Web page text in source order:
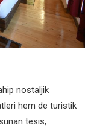
nostaljik
hem de turistik
tesis,